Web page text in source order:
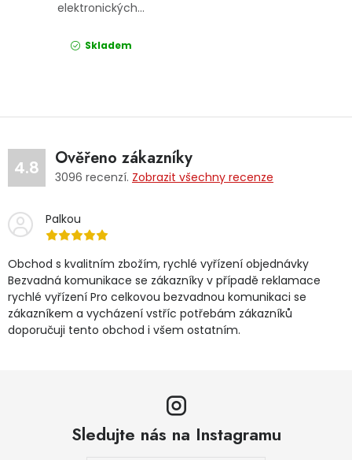
elektronických...
Skladem
4.8 Ověřeno zákazníky
3096 recenzí. Zobrazit všechny recenze
Palkou
Obchod s kvalitním zbožím, rychlé vyřízení objednávky
Bezvadná komunikace se zákazníky v případě reklamace
rychlé vyřízení Pro celkovou bezvadnou komunikaci se
zákazníkem a vycházení vstříc potřebám zákazníků
doporučuji tento obchod i všem ostatním.
Sledujte nás na Instagramu